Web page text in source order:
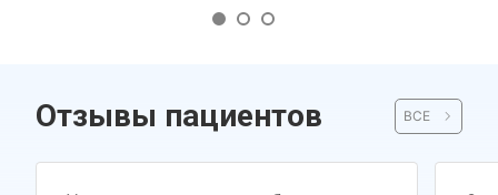
Отзывы пациентов ВСЕ